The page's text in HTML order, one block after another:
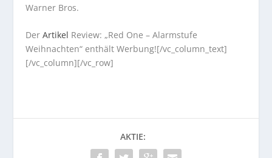
Warner Bros.
DerArtikel Review: „Red One – Alarmstufe
Weihnachten“ enthält Werbung![/vc_column_text]
[/vc_column][/vc_row]
AKTIE: